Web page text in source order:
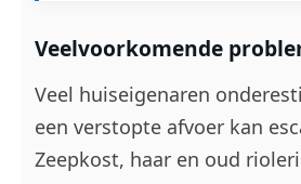
Veelvoorkomende
Veel huiseigenaren
een verstopte afvoer kan
Zeepkost, haar en oud